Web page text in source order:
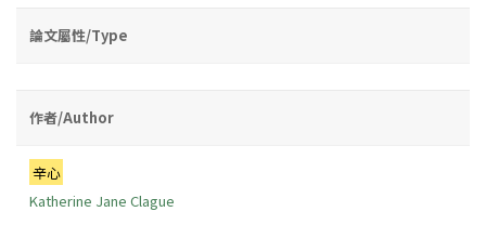
論文屬性/Type
作者/Author
辛心
Katherine Jane Clague